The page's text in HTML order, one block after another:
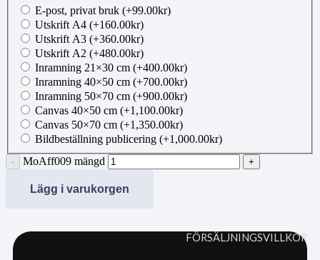
E-post, privat bruk (+99.00kr)
Utskrift A4 (+160.00kr)
Utskrift A3 (+360.00kr)
Utskrift A2 (+480.00kr)
Inramning 21×30 cm (+400.00kr)
Inramning 40×50 cm (+700.00kr)
Inramning 50×70 cm (+900.00kr)
Canvas 40×50 cm (+1,100.00kr)
Canvas 50×70 cm (+1,350.00kr)
Bildbeställning publicering (+1,000.00kr)
MoAff009 mängd
Lägg i varukorgen
FÖRSÄLJNINGSVILLKOR